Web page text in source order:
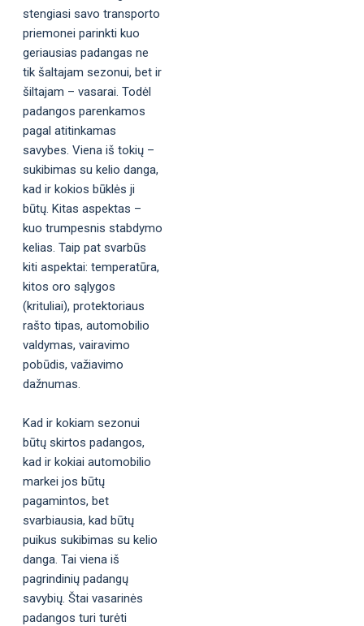
stengiasi savo transporto
priemonei parinkti kuo
geriausias padangas ne
tik šaltajam sezonui, bet ir
šiltajam – vasarai. Todėl
padangos parenkamos
pagal atitinkamas
savybes. Viena iš tokių –
sukibimas su kelio danga,
kad ir kokios būklės ji
būtų. Kitas aspektas –
kuo trumpesnis stabdymo
kelias. Taip pat svarbūs
kiti aspektai: temperatūra,
kitos oro sąlygos
(krituliai), protektoriaus
rašto tipas, automobilio
valdymas, vairavimo
pobūdis, važiavimo
dažnumas.
Kad ir kokiam sezonui
būtų skirtos padangos,
kad ir kokiai automobilio
markei jos būtų
pagamintos, bet
svarbiausia, kad būtų
puikus sukibimas su kelio
danga. Tai viena iš
pagrindinių padangų
savybių. Štai vasarinės
padangos turi turėti